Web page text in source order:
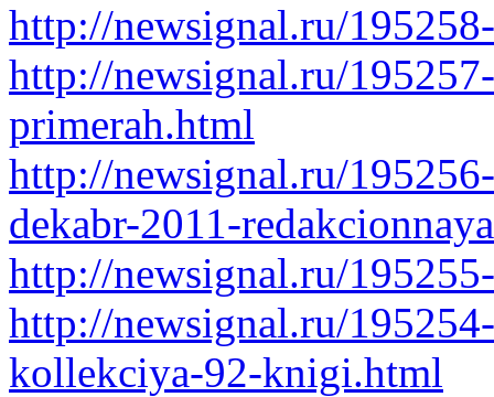
http://newsignal.ru/
http://newsignal.ru/
primerah.html
http://newsignal.ru/
dekabr-2011-
http://newsignal.ru/
http://newsignal.ru/
kollekciya-92-knigi.html